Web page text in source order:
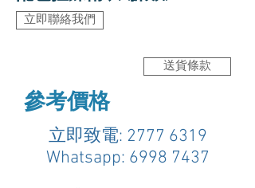
立即聯絡我們
送貨條款
參考價格
立即致電: 2777 6319
Whatsapp: 6998 7437